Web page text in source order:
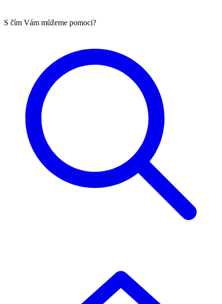
S čím Vám můžeme pomoci?